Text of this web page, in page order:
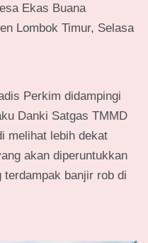
Ekas Buana
Lombok Timur, Selasa
Perkim didampingi
Danki Satgas TMMD
melihat lebih dekat
akan diperuntukkan
banjir rob di